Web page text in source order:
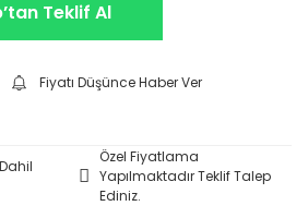
Teklif Al
Fiyatı Düşünce Haber Ver
Özel Fiyatlama
Yapılmaktadır Teklif Talep
Ediniz.